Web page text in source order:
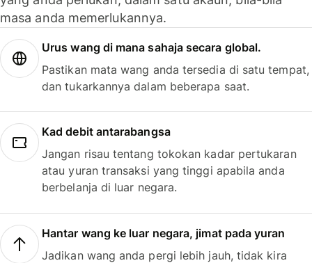
masa anda memerlukannya.
Urus wang di mana sahaja secara global.
Pastikan mata wang anda tersedia di satu tempat,
dan tukarkannya dalam beberapa saat.
Kad debit antarabangsa
Jangan risau tentang tokokan kadar pertukaran
atau yuran transaksi yang tinggi apabila anda
berbelanja di luar negara.
Hantar wang ke luar negara, jimat pada yuran
Jadikan wang anda pergi lebih jauh, tidak kira